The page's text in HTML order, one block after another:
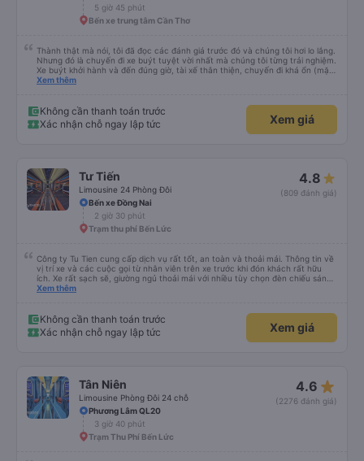
&quot;B Bạn bị sao vậy?&quot; Chuyện gì xảy ra với bạn vậy?&quot; Bây giờ
là 2:30 và tôi đang nói về nó. ạn bằng xe bu lông Limousine. Tôi nghĩ tài xế
5 giờ 45 phút
Bến xe trung tâm Cần Thơ
Thành thật mà nói, tôi đã đọc các đánh giá trước đó và chúng tôi hơi lo lắng.
Nhưng đó là chuyến đi xe buýt tuyệt vời nhất mà chúng tôi từng trải nghiệm.
Xe buýt khởi hành và đến đúng giờ, tài xế thân thiện, chuyến đi khá ổn (mặc
dù vẫn hơi xóc, nhưng đó là đặc trưng của Việt Nam ^^), và chỗ ngồi thoải
Xem thêm
Không cần thanh toán trước
Xác nhận chỗ ngay lập tức
Xem giá
Tư Tiến
Limousine 24 Phòng Đôi
4.8
(809 đánh giá)
Bến xe Đồng Nai
2 giờ 30 phút
Trạm thu phí Bến Lức
Công ty Tu Tien cung cấp dịch vụ rất tốt, an toàn và thoải mái. Thông tin về
vị trí xe và các cuộc gọi từ nhân viên trên xe trước khi đón khách rất hữu
ích. Xe rất sạch sẽ, giường ngủ thoải mái với nhiều tùy chọn đèn chiếu sáng
và cổng USB được đặt ở vị trí thuận tiện. Nhân viên rất lịch sự và xe đến
Xem thêm
Không cần thanh toán trước
Xác nhận chỗ ngay lập tức
Xem giá
Tân Niên
Limousine Phòng Đôi 24 chỗ
4.6 star_rate
(2276 đánh giá)
Phương Lâm QL20
3 giờ 40 phút
Trạm Thu Phí Bến Lức